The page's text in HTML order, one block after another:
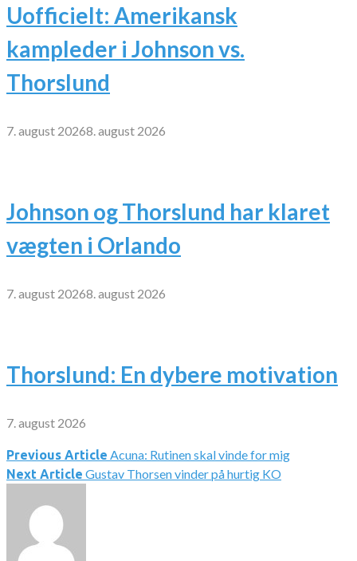
Uofficielt: Amerikansk
kampleder i Johnson vs.
Thorslund
7. august 20268. august 2026
Johnson og Thorslund har klaret
vægten i Orlando
7. august 20268. august 2026
Thorslund: En dybere motivation
7. august 2026
Indlægsnavigation
Previous Article Acuna: Rutinen skal vinde for mig
Next Article Gustav Thorsen vinder på hurtig KO